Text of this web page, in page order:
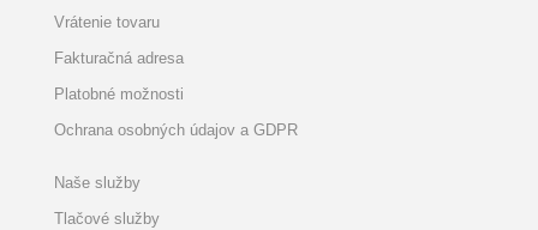
Vrátenie tovaru
Fakturačná adresa
Platobné možnosti
Ochrana osobných údajov a GDPR
Naše služby
Tlačové služby